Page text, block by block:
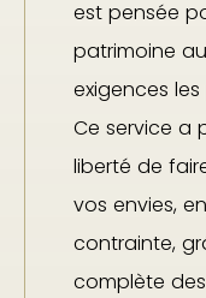
est pensée
patrimoine
exigences
Ce service a
liberté de
vos envies,
contrainte,
complète